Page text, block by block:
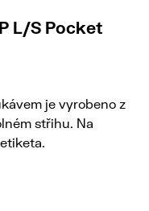
L/S Pocket
je vyrobeno z
střihu. Na